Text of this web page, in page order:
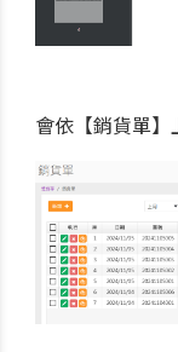
會依【銷貨單